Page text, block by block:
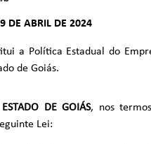
DE ABRIL DE 2024
a Política Estadual do
de Goiás.
DE GOIÁS, nos
Lei: